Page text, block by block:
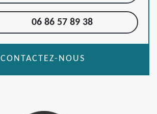
06 86 57 89 38
CONTACTEZ-NOUS